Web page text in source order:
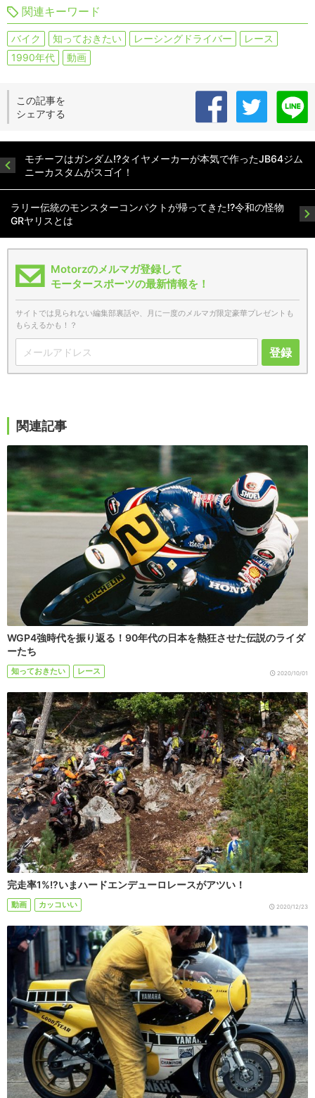
関連キーワード
バイク 知っておきたい レーシングドライバー
レース
1990年代
動画
この記事を
シェアする
モチーフはガンダム!?タイヤメーカーが本気で作ったJB64ジム
ニーカスタムがスゴイ！
ラリー伝統のモンスターコンパクトが帰ってきた!?令和の怪物
GRヤリスとは
Motorzのメルマガ登録して
モータースポーツの最新情報を！
サイトでは見られない編集部裏話や、月に一度のメルマガ限定豪華プレゼントも
もらえるかも！？
登録
関連記事
WGP4強時代を振り返る！90年代の日本を熱狂させた伝説のライダ
ーたち
知っておきたい レース 2020/10/01
完走率1%!?いまハードエンデューロレースがアツい！
動画 カッコいい 2020/12/23